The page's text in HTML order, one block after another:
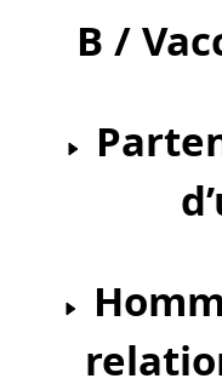
B /